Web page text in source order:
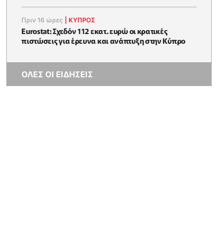
Πριν 16 ώρες ΚΥΠΡΟΣ
Eurostat: Σχεδόν 112 εκατ. ευρώ οι κρατικές
πιστώσεις για έρευνα και ανάπτυξη στην Κύπρο
ΟΛΕΣ ΟΙ ΕΙΔΗΣΕΙΣ